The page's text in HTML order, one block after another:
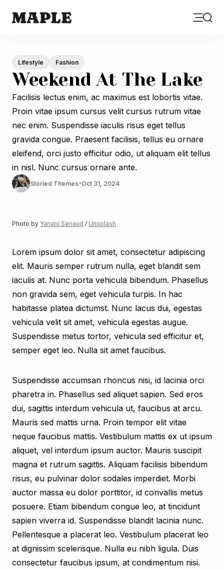
Lifestyle Fashion
Weekend At The Lake
Facilisis lectus enim, ac maximus est lobortis vitae.
Proin vitae ipsum cursus velit cursus rutrum vitae
nec enim. Suspendisse iaculis risus eget tellus
gravida congue. Praesent facilisis, tellus eu ornare
eleifend, orci justo efficitur odio, ut aliquam elit tellus
in nisl. Nunc cursus ornare ante.
Storied Themes·Oct 31, 2024
Photo by Yanapi Senaud / Unsplash
Lorem ipsum dolor sit amet, consectetur adipiscing
elit. Mauris semper rutrum nulla, eget blandit sem
iaculis at. Nunc porta vehicula bibendum. Phasellus
non gravida sem, eget vehicula turpis. In hac
habitasse platea dictumst. Nunc lacus dui, egestas
vehicula velit sit amet, vehicula egestas augue.
Suspendisse metus tortor, vehicula sed efficitur et,
semper eget leo. Nulla sit amet faucibus.
Suspendisse accumsan rhoncus nisi, id lacinia orci
pharetra in. Phasellus sed aliquet sapien. Sed eros
dui, sagittis interdum vehicula ut, faucibus at arcu.
Mauris sed mattis urna. Proin tempor elit vitae
neque faucibus mattis. Vestibulum mattis ex ut ipsum
aliquet, vel interdum ipsum auctor. Mauris suscipit
magna et rutrum sagittis. Aliquam facilisis bibendum
risus, eu pulvinar dolor sodales imperdiet. Morbi
auctor massa eu dolor porttitor, id convallis metus
posuere. Etiam bibendum congue leo, at tincidunt
sapien viverra id. Suspendisse blandit lacinia nunc.
Pellentesque a placerat leo. Vestibulum placerat leo
at dignissim scelerisque. Nulla eu nibh ligula. Duis
consectetur faucibus ipsum, at condimentum nisi.